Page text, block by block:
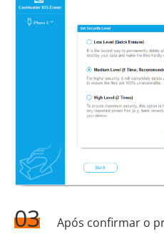
03
Após confirmar o